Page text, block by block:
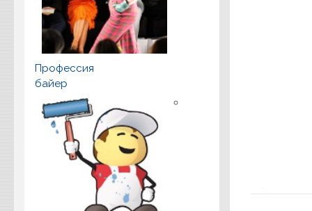
Профессия
байер